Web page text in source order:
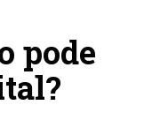
pode